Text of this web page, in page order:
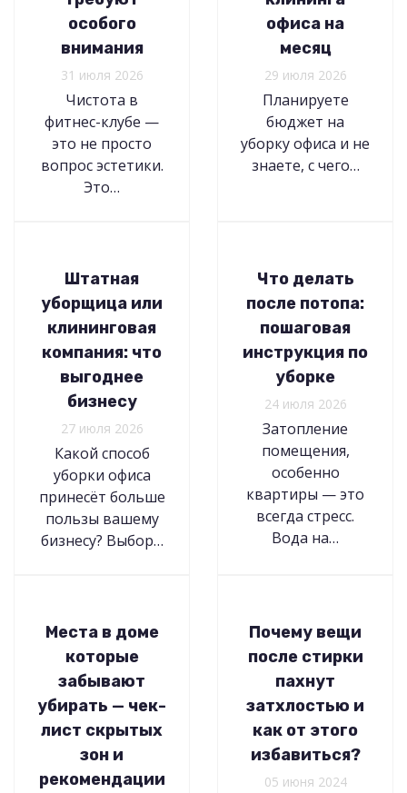
особого
внимания
31 июля 2026
Чистота в
фитнес-клубе —
это не просто
вопрос эстетики.
Это…
офиса на
месяц
29 июля 2026
Планируете
бюджет на
уборку офиса и не
знаете, с чего…
Штатная
уборщица или
клининговая
компания: что
выгоднее
бизнесу
27 июля 2026
Какой способ
уборки офиса
принесёт больше
пользы вашему
бизнесу? Выбор…
Что делать
после потопа:
пошаговая
инструкция по
уборке
24 июля 2026
Затопление
помещения,
особенно
квартиры — это
всегда стресс.
Вода на…
Места в доме
которые
забывают
убирать — чек-
лист скрытых
зон и
рекомендации
Почему вещи
после стирки
пахнут
затхлостью и
как от этого
избавиться?
05 июня 2024